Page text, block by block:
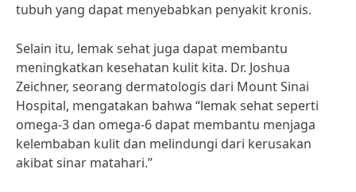
tubuh yang dapat menyebabkan penyakit kronis.
Selain itu, lemak sehat juga dapat membantu
meningkatkan kesehatan kulit kita. Dr. Joshua
Zeichner, seorang dermatologis dari Mount Sinai
Hospital, mengatakan bahwa “lemak sehat seperti
omega-3 dan omega-6 dapat membantu menjaga
kelembaban kulit dan melindungi dari kerusakan
akibat sinar matahari.”